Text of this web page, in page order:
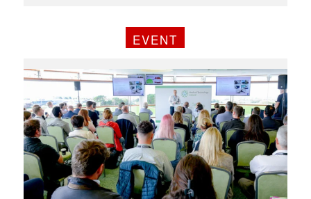
EVENT